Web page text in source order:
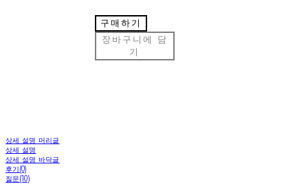
구매하기
장바구니에 담
기
상세 설명 머리글
상세 설명
상세 설명 바닥글
후기(0)
질문(10)